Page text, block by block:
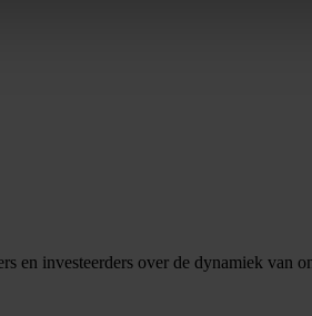
en investeerders over de dynamiek van